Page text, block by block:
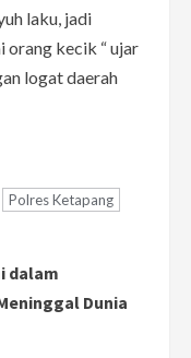
laku, jadi
orang kecik “ ujar
logat daerah
Polres Ketapang
dalam
Dunia